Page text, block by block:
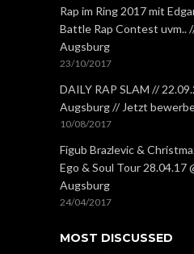
Rap im Ring 2017 mit
Battle Rap Contest uvm..
Augsburg
23/10/2017
DAILY RAP SLAM //
Augsburg // Jetzt
10/08/2017
Figub Brazlevic &
Ego & Soul Tour 28.04.17
Augsburg
24/04/2017
MOST DISCUSSED